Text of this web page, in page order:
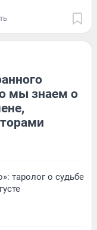
мы знаем о
таролог о судьбе